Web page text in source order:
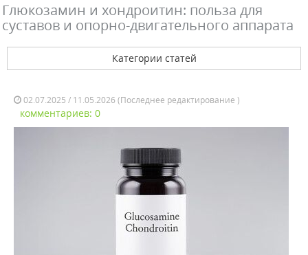
Глюкозамин и хондроитин: польза для
суставов и опорно-двигательного аппарата
Категории статей
02.07.2025 / 11.05.2026 (Последнее редактирование )
комментариев: 0